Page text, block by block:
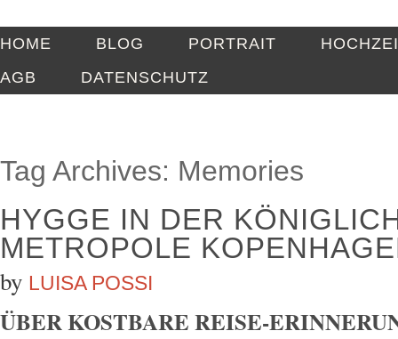
HOME BLOG PORTRAIT
AGB
DATENSCHUTZ
Tag Archives: Memories
HYGGE IN DER
METROPOLE
by LUISA POSSI
ÜBER KOSTBARE REISE-